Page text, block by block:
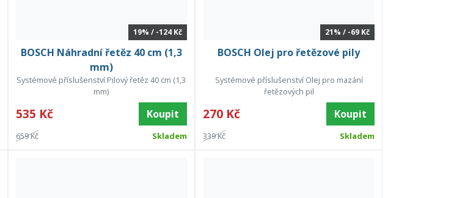
19% / -124 Kč
BOSCH Náhradní řetěz 40 cm (1,3
mm)
Systémové příslušenství Pilový řetěz 40 cm (1,3
mm)
535 Kč Koupit
659 Kč Skladem
21% / -69 Kč
BOSCH Olej pro řetězové pily
Systémové příslušenství Olej pro mazání
řetězových pil
270 Kč Koupit
339 Kč Skladem